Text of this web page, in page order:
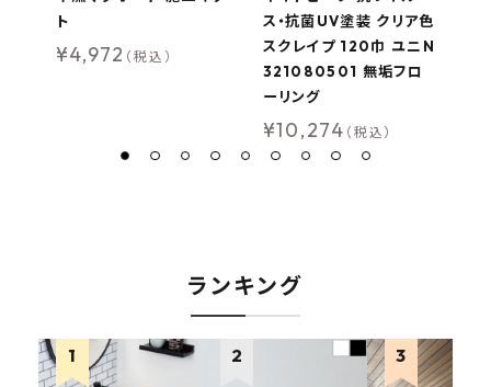
ト
¥4,972 （税込）
ス・抗菌UV塗装 クリア色
スクレイプ 120巾 ユニN
321080501 無垢フロ
ーリング
¥10,274 （税込）
ランキング